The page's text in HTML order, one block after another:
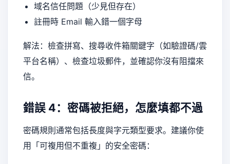
域名信任問題（少見但存在）
註冊時 Email 輸入錯一個字母
解法：檢查拼寫、搜尋收件箱關鍵字（如驗證碼/雲
平台名稱）、檢查垃圾郵件，並確認你沒有阻擋來
信。
錯誤 4：密碼被拒絕，怎麼填都不過
密碼規則通常包括長度與字元類型要求。建議你使
用「可複用但不重複」的安全密碼：